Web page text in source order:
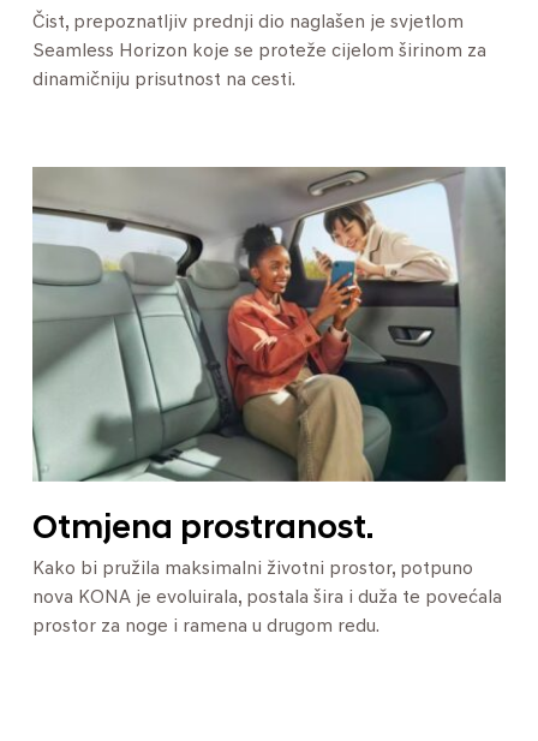
Čist, prepoznatljiv prednji dio naglašen je svjetlom
Seamless Horizon koje se proteže cijelom širinom za
dinamičniju prisutnost na cesti.
Otmjena prostranost.
Kako bi pružila maksimalni životni prostor, potpuno
nova KONA je evoluirala, postala šira i duža te povećala
prostor za noge i ramena u drugom redu.